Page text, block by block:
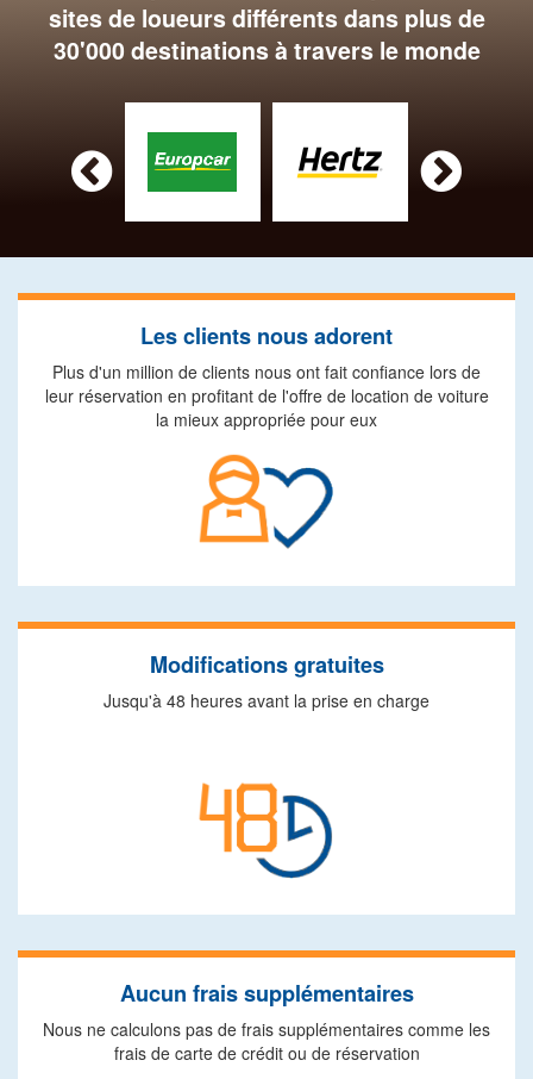
sites de loueurs différents dans plus de
30'000 destinations à travers le monde
 
Les clients nous adorent
Plus d'un million de clients nous ont fait confiance lors de
leur réservation en profitant de l'offre de location de voiture
la mieux appropriée pour eux
Modifications gratuites
Jusqu'à 48 heures avant la prise en charge
Aucun frais supplémentaires
Nous ne calculons pas de frais supplémentaires comme les
frais de carte de crédit ou de réservation